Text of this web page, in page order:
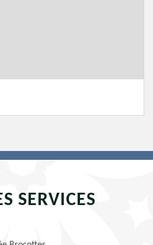
SERVICES